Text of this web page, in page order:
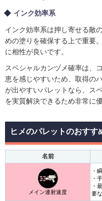
インク効率系
インク効率系は押し寄せる敵
めの塗りを確保する上で重要
に相性が良いです。
スペシャルカンヅメ確率は、
恵を感じやすいため、取得の
が出やすいパレットなら、ス
を実質解決できるため非常に優
ヒメのパレットのおすす
名前
メイン連射速度
・
・
・
要